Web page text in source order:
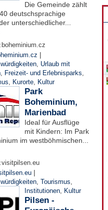
Die Gemeinde zählt
deutschsprachige
unterschiedlicher...
|
, Urlaub mit
, Freizeit- und Erlebnisparks,
, Kurorte, Kultur
Park
Boheminium,
Marienbad
Ideal für Ausflüge
mit Kindern: Im Park
im westböhmischen...
|
, Tourismus,
Institutionen, Kultur
Pilsen -